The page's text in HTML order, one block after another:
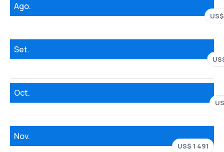
Ago.
Set.
Oct.
Nov.
US$ 1 491